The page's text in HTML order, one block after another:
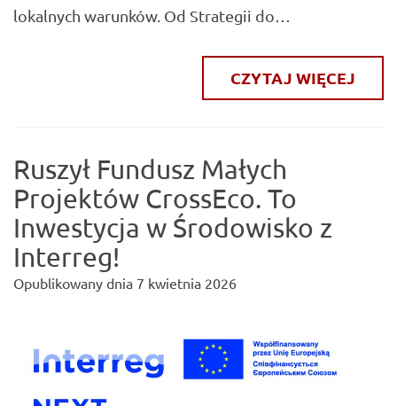
lokalnych warunków. Od Strategii do…
CZYTAJ WIĘCEJ
Ruszył Fundusz Małych
Projektów CrossEco. To
Inwestycja w Środowisko z
Interreg!
Opublikowany dnia 7 kwietnia 2026